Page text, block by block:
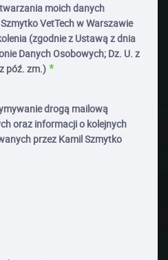
moich danych
VetTech w Warszawie
(zgodnie z Ustawą z dnia
Danych Osobowych; Dz. U. z
póź. zm.)
drogą mailową
oraz informacji o kolejnych
przez Kamil Szmytko